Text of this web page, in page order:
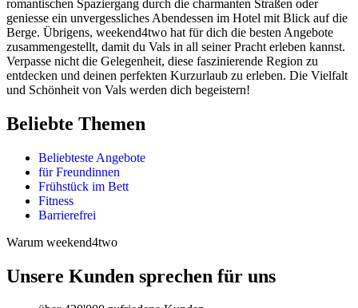
romantischen Spaziergang durch die charmanten Straßen oder
geniesse ein unvergessliches Abendessen im Hotel mit Blick auf die
Berge. Übrigens, weekend4two hat für dich die besten Angebote
zusammengestellt, damit du Vals in all seiner Pracht erleben kannst.
Verpasse nicht die Gelegenheit, diese faszinierende Region zu
entdecken und deinen perfekten Kurzurlaub zu erleben. Die Vielfalt
und Schönheit von Vals werden dich begeistern!
Beliebte Themen
Beliebteste Angebote
für Freundinnen
Frühstück im Bett
Fitness
Barrierefrei
Warum weekend4two
Unsere Kunden sprechen für uns